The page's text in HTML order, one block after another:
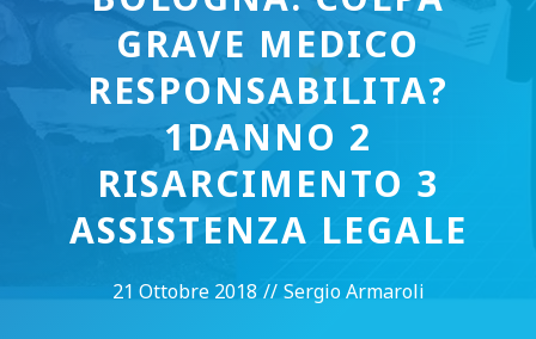
GRAVE MEDICO
RESPONSABILITA?
1DANNO 2
RISARCIMENTO 3
ASSISTENZA LEGALE
21 Ottobre 2018 // Sergio Armaroli